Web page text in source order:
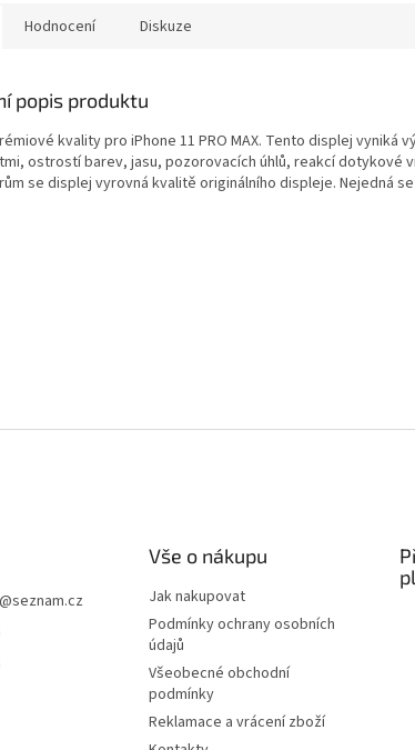
Hodnocení Diskuze
popis produktu
kvality pro iPhone 11 PRO MAX. Tento displej vyniká
ostrostí barev, jasu, pozorovacích úhlů, reakcí dotykové
se displej vyrovná kvalitě originálního displeje. Nejedná
@seznam.cz
Vše o nákupu
Jak nakupovat
Podmínky ochrany osobních
údajů
Všeobecné obchodní
podmínky
Reklamace a vrácení zboží